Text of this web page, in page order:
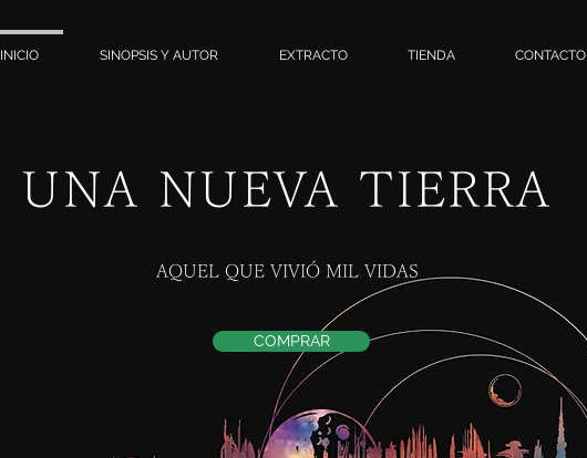
INICIO SINOPSIS Y AUTOR EXTRACTO TIENDA CONTACTO
UNA NUEVA TIERRA
AQUEL QUE VIVIÓ MIL VIDAS
COMPRAR